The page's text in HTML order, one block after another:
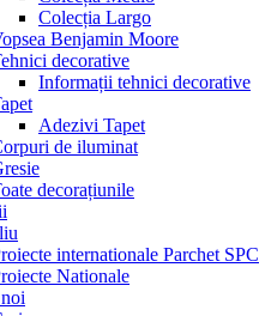
Colecția Largo
Benjamin Moore
decorative
Informații tehnici decorative
Adezivi Tapet
de iluminat
decorațiunile
internationale Parchet SPC
Nationale